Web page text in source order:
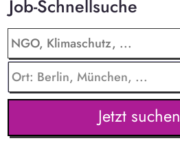
Job-Schnellsuche
Jetzt suchen